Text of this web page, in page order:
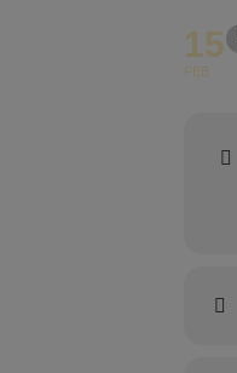
15
FEB